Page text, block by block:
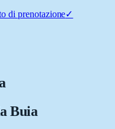
di prenotazione✓
Buia